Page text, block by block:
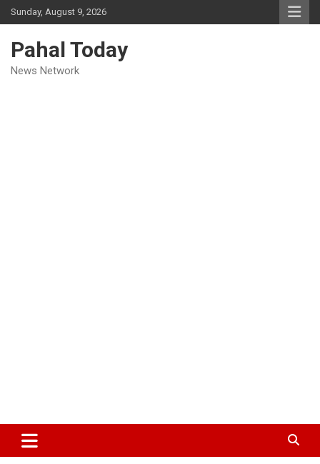
Skip
to
Sunday, August 9, 2026
Pahal Today
News Network